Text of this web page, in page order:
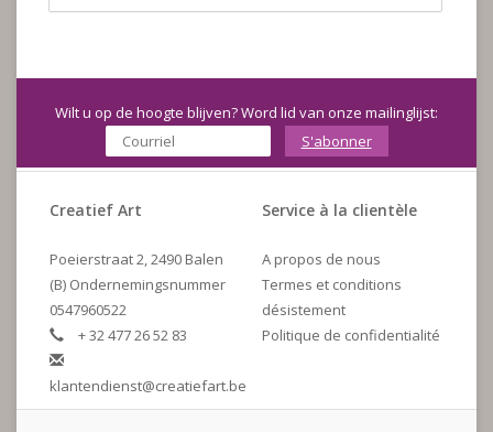
Wilt u op de hoogte blijven? Word lid van onze mailinglijst:
S'abonner
Creatief Art
Poeierstraat 2, 2490 Balen
(B) Ondernemingsnummer
0547960522
+ 32 477 26 52 83
klantendienst@creatiefart.be
Service à la clientèle
A propos de nous
Termes et conditions
désistement
Politique de confidentialité